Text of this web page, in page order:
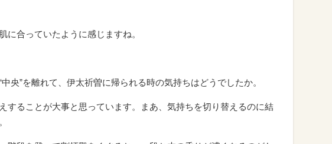
に合っていたように感じますね。
央”を離れて、伊太祈曽に帰られる時の気持ちはどうでしたか。
することが大事と思っています。まあ、気持ちを切り替えるのに結